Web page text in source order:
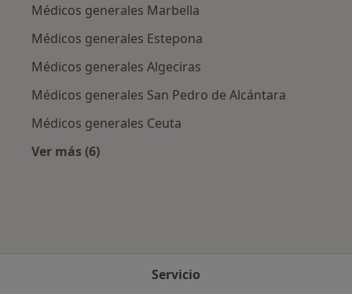
Médicos generales Marbella
Médicos generales Estepona
Médicos generales Algeciras
Médicos generales San Pedro de Alcántara
Médicos generales Ceuta
Ver más (6)
Servicio